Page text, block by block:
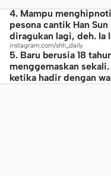
4. Mampu
pesona cantik Han
diragukan lagi, deh. Ia
instagram.com/shh_daily
5. Baru berusia 18
menggemaskan
ketika hadir dengan